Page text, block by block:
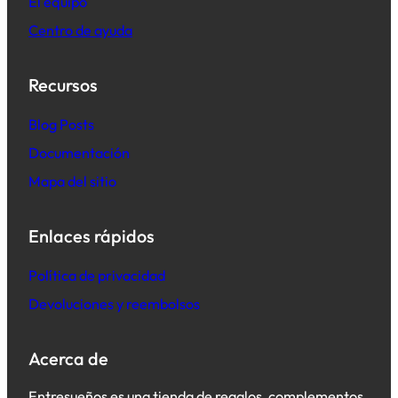
Centro de ayuda
Recursos
Blog Posts
Documentación
Mapa del sitio
Enlaces rápidos
Política de privacidad
Devoluciones y reembolsos
Acerca de